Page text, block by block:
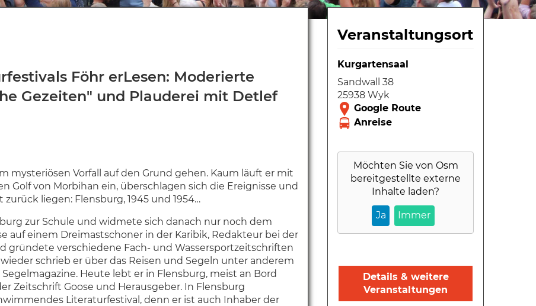
Föhr erLesen: Moderierte
Gezeiten" und Plauderei mit Detlef
mysteriösen Vorfall auf den Grund gehen. Kaum läuft er mit
Golf von Morbihan ein, überschlagen sich die Ereignisse und
liegen: Flensburg, 1945 und 1954…
zur Schule und widmete sich danach nur noch dem
auf einem Dreimastschoner in der Karibik, Redakteur bei der
gründete verschiedene Fach- und Wassersportzeitschriften
schrieb er über das Reisen und Segeln unter anderem
Heute lebt er in Flensburg, meist an Bord
Zeitschrift Goose und Herausgeber. In Flensburg
Literaturfestival, denn er ist auch Inhaber der
Veranstaltungsort
Kurgartensaal
Sandwall 38
25938 Wyk
Möchten Sie von Osm
bereitgestellte externe
Inhalte laden?
Ja Immer
Details & weitere
Veranstaltungen